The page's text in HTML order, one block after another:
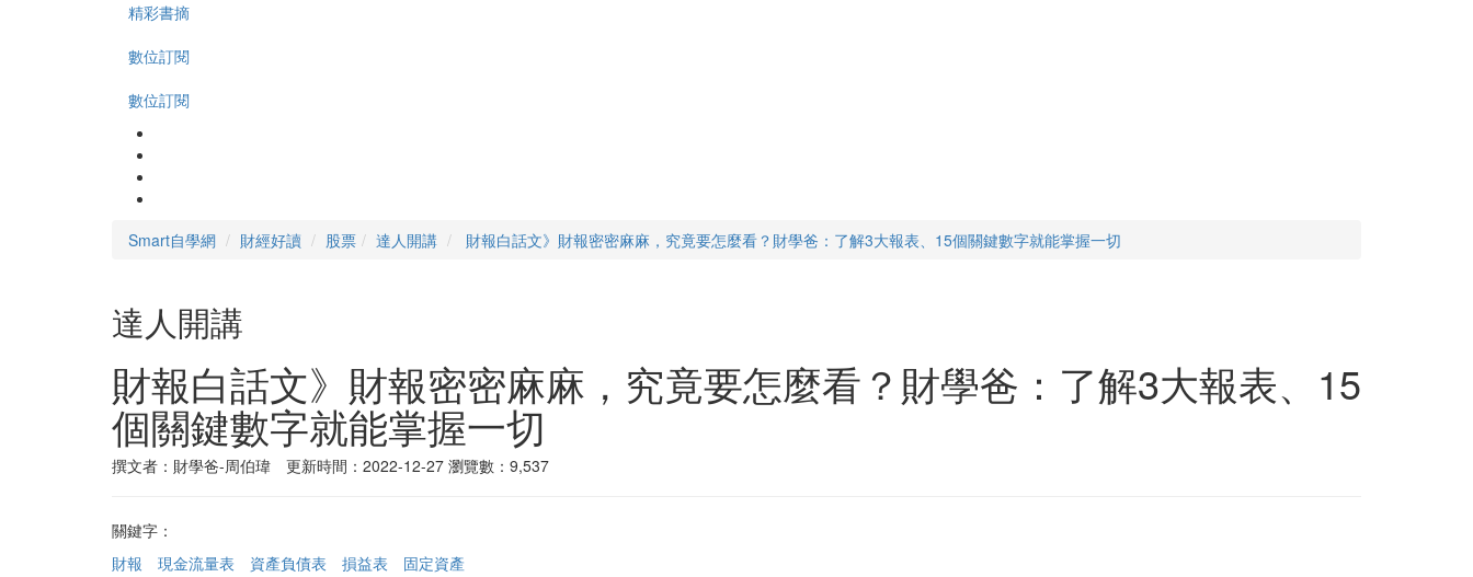
精彩書摘
數位訂閱
數位訂閱
Smart自學網 財經好讀 股票 達人開講 財報白話文》財報密密麻麻，究竟要怎麼看？財學爸：了解3大報表、15個關鍵數字就能掌握一切
達人開講
財報白話文》財報密密麻麻，究竟要怎麼看？財學爸：了解3大報表、15
個關鍵數字就能掌握一切
撰文者：財學爸-周伯瑋 更新時間：2022-12-27 瀏覽數：9,537
關鍵字：
財報
現金流量表 資產負債表 損益表 固定資產